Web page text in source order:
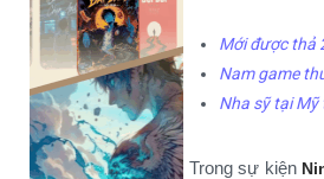
Mới được thả
Nam game
Nha sỹ tại Mỹ
Trong sự kiện